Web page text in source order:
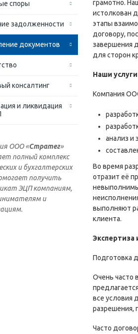
споры
задолженности
документов
консалтинг
и ликвидация
ООО «Стратег»
полный комплекс
и бухгалтерских
получить
ЭЦП компаниям,
и
грамотно.
истолкован
этапы
договору,
завершения
для сторон
Наши услуги
Компания
анализ и
Во время
отразит её
выполняют
клиента.
Подготовка
Очень часто
все условия
разрешения,
Часто